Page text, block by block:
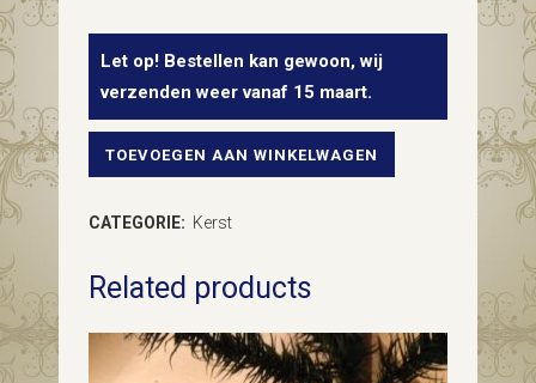
Let op! Bestellen kan gewoon, wij
verzenden weer vanaf 15 maart.
Antieke
kerstbal
van
TOEVOEGEN AAN WINKELWAGEN
CATEGORIE: Kerst
Related products